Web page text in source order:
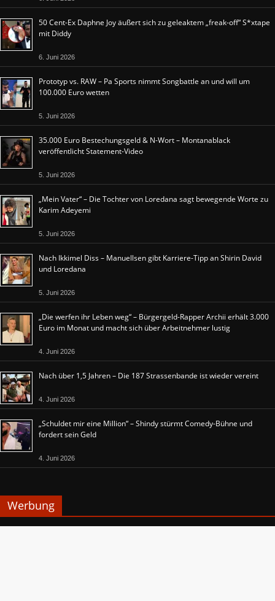
50 Cent-Ex Daphne Joy äußert sich zu geleaktem „freak-off“ S*xtape
mit Diddy
6. Juni 2026
Prototyp vs. RAW – Pa Sports nimmt Songbattle an und will um
100.000 Euro wetten
5. Juni 2026
35.000 Euro Bestechungsgeld & N-Wort – Montanablack
veröffentlicht Statement-Video
5. Juni 2026
„Mein Vater“ – Die Tochter von Loredana sagt bewegende Worte zu
Karim Adeyemi
5. Juni 2026
Nach Ikkimel Diss – Manuellsen gibt Karriere-Tipp an Shirin David
und Loredana
5. Juni 2026
„Die werfen ihr Leben weg“ – Bürgergeld-Rapper Archii erhält 3.000
Euro im Monat und macht sich über Arbeitnehmer lustig
4. Juni 2026
Nach über 1,5 Jahren – Die 187 Strassenbande ist wieder vereint
4. Juni 2026
„Schuldet mir eine Million“ – Shindy stürmt Comedy-Bühne und
fordert sein Geld
4. Juni 2026
Werbung